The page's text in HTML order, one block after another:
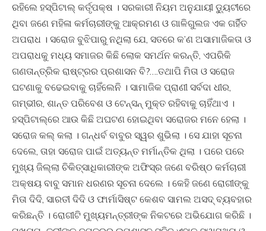
ରହିଲେ ହସ୍ପିଟାଲ୍ କର୍ତୃପକ୍ଷ । ସରକାରୀ ନିୟମ ଅନୁଯାୟୀ ଡ଼୍ୟୁଟୀରେ
ଥିବା ଜଣେ ମହିଳା କର୍ମଚାରୀଙ୍କୁ ଆକ୍ରମଣ ଓ ଗାଳିଗୁଲଜ ଏକ ଗର୍ହିତ
ଅପରାଧ । ସରୋଜ ବୁଝିପାରୁ ନଥିଲା ଯେ, ସତରେ କ’ଣ ଅସାମାଜିକତା ଓ
ଅପରାଧକୁ ମଧ୍ୟ ସମାଜର କିଛି ଲୋକ ସମର୍ଥନ କରନ୍ତି, ଏପରିକି
ଗଣତାନ୍ତ୍ରିକ ରାଷ୍ଟ୍ରର ପ୍ରଶାସନ ବି?….ତଥାପି ମିତା ଓ ସରୋଜ
ଘଟଣାକୁ ବଢେଇବାକୁ ଚାହିଁଲେନି । ସାମାଜିକ ପ୍ରାଣୀ ସର୍ବଦା ଧୀର,
ଗମ୍ଭୀର, ଶାନ୍ତ ପରିବେଶ ଓ ଟେନ୍‌ସନ୍ ମୁକ୍ତ ରହିବାକୁ ଚାହିଁଥାଏ ।
ହସ୍ପିଟାଲ୍‌ରେ ଆଉ କିଛି ଅଘଟଣ ହୋଇଥିବା ସରୋଜର ମନେ ହେଲା ।
ସରୋଜ କଲ୍ କଲା । ଗନ୍ଧର୍ବ ବାବୁର ସ୍ୱର ଶୁଭିଲା । ସେ ଯାହା ସୂଚନା
ଦେଲେ, ତାହା ସରୋଜ ପାଇଁ ଅତ୍ୟନ୍ତ ମର୍ମାନ୍ତିକ ଥିଲା । ପରେ ପରେ
ମୁଖ୍ୟ ଜିଲ୍ଲା ଚିକିତ୍ସାଧିକାରୀଙ୍କ ଅଫିସ୍‌ର ଜଣେ ବରିଷ୍ଠ କର୍ମଚାରୀ
ଅକ୍ଷୟ ବାବୁ ସମାନ ଧରଣର ସୂଚନା ଦେଲେ । କେହି ଜଣେ ରୋଗୀଙ୍କୁ
ମିତା ଦିଦି, ସାରତୀ ଦିଦି ଓ ଫାର୍ମାସିଷ୍ଟ କେଶବ ସାମଲ ଅସଦ୍ ବ୍ୟବହାର
କରିଛନ୍ତି । ରୋଗୀଟି ମୁଖ୍ୟମନ୍ତ୍ରୀଙ୍କ ନିକଟରେ ଅଭିଯୋଗ କରିଛି ।